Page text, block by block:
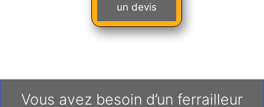
un devis
Vous avez besoin d’un ferrailleur